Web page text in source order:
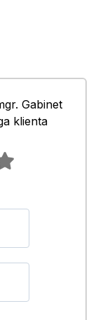
Gabinet
klienta